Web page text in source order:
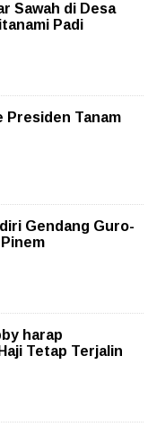
Sawah di Desa
Padi
Presiden Tanam
Gendang Guro-
harap
Tetap Terjalin